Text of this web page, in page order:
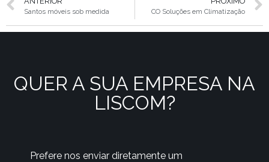
Santos móveis sob medida CO Soluções em Climatização
QUER A SUA EMPRESA NA
LISCOM?
Prefere nos enviar diretamente um